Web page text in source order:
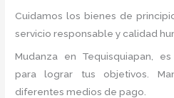
Cuidamos los bienes de
servicio responsable y calidad
Mudanza en Tequisquiapan,
para lograr tus objetivos.
diferentes medios de pago.